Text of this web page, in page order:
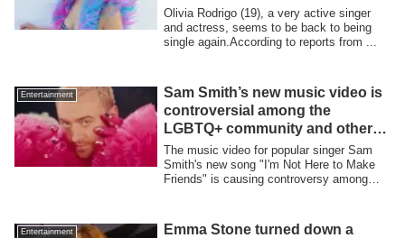
is 7 years older than her! Why?
Olivia Rodrigo (19), a very active singer
and actress, seems to be back to being
single again.According to reports from ...
Entertainment
Sam Smith’s new music video is
controversial among the
LGBTQ+ community and others!
What’s the problem with Sam’s
diva-esque music video?
The music video for popular singer Sam
Smith's new song "I'm Not Here to Make
Friends" is causing controversy among
Entertainment
Emma Stone turned down a